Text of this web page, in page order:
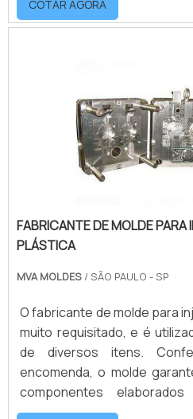
peças contar com
especializada, que
para a produção de sua
qualidade do projeto e
como o melhor custo-
COTAR AGORA
FABRICANTE DE MOLDE PARA
PLÁSTICA
MVA MOLDES / SÃO PAULO - SP
O fabricante de molde para
muito requisitado, e é
de diversos itens.
encomenda, o molde
componentes
aproveitamento dos